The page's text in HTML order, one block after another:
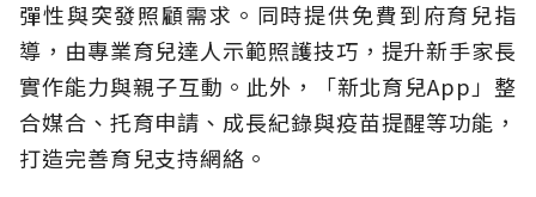
彈性與突發照顧需求。同時提供免費到府育兒指
導，由專業育兒達人示範照護技巧，提升新手家長
實作能力與親子互動。此外，「新北育兒App」整
合媒合、托育申請、成長紀錄與疫苗提醒等功能，
打造完善育兒支持網絡。